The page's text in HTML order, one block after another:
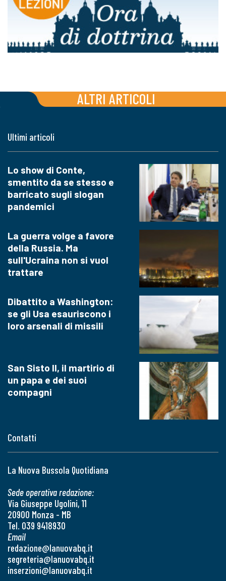
ALTRI ARTICOLI
Contatti
La Nuova Bussola Quotidiana
Sede operativa redazione:
Via Giuseppe Ugolini, 11
20900 Monza - MB
Tel. 039 9418930
Email
redazione@lanuovabq.it
segreteria@lanuovabq.it
inserzioni@lanuovabq.it
Ultimi articoli
Lo show di Conte,
smentito da se stesso e
barricato sugli slogan
pandemici
La guerra volge a favore
della Russia. Ma
sull'Ucraina non si vuol
trattare
Dibattito a Washington:
se gli Usa esauriscono i
loro arsenali di missili
San Sisto II, il martirio di
un papa e dei suoi
compagni